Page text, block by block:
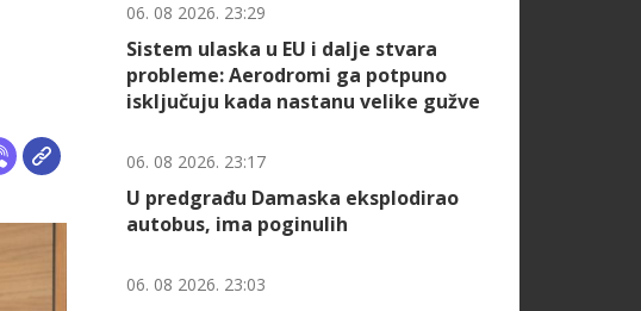
06. 08 2026. 23:29
Sistem ulaska u EU i dalje stvara
probleme: Aerodromi ga potpuno
isključuju kada nastanu velike gužve
06. 08 2026. 23:17
U predgrađu Damaska eksplodirao
autobus, ima poginulih
06. 08 2026. 23:03